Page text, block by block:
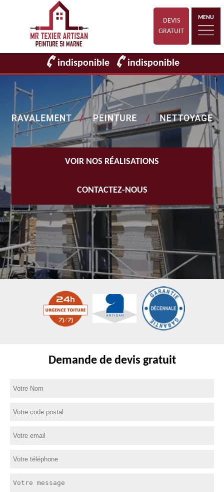
DEVIS
GRATUIT
MENU
indisponible indisponible
VOIR NOS RÉALISATIONS
CONTACTEZ-NOUS
Demande de devis gratuit